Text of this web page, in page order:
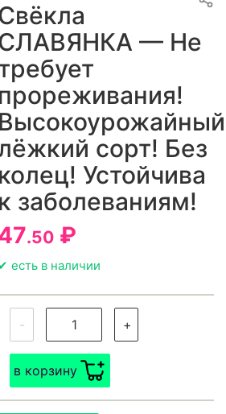
— Не
прореживания!
сорт! Без
колец! Устойчива
к заболеваниям!
.50 ₽
есть в наличии
- +
в корзину